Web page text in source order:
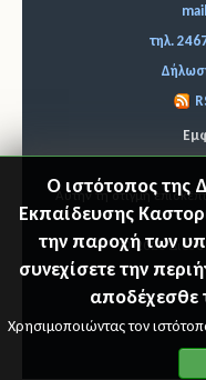
τηλ.
Αυτήν τη στιγμή
Ο ιστότοπος της
Εκπαίδευσης
την παροχή των
συνεχίσετε την
αποδέχεσθε
Χρησιμοποιώντας τον
© 2026